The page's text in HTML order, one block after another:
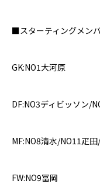
■スターティングメン
GK:NO1大河原
DF:NO3ディビッソン/
MF:NO8清水/NO11 疋田
FW:NO9冨岡